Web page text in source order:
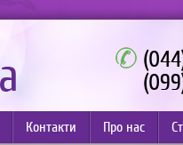
Контакти Про нас